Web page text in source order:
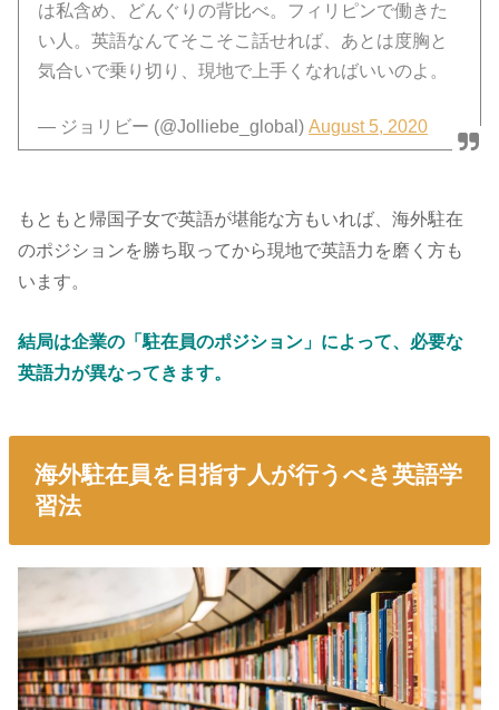
は私含め、どんぐりの背比べ。フィリピンで働きた
い人。英語なんてそこそこ話せれば、あとは度胸と
気合いで乗り切り、現地で上手くなればいいのよ。
— ジョリビー (@Jolliebe_global)August 5, 2020
もともと帰国子女で英語が堪能な方もいれば、海外駐在
のポジションを勝ち取ってから現地で英語力を磨く方も
います。
結局は企業の「駐在員のポジション」によって、必要な
英語力が異なってきます。
海外駐在員を目指す人が行うべき英語学
習法